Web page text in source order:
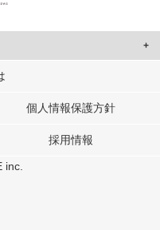
に合わせたコンテンツや広告の
ーに提供しています。
個人情報保護方針
採用情報
inc.